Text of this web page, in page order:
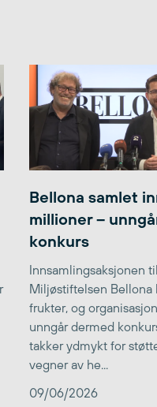
Bellona samlet
millioner –
konkurs
Innsamlingsaksjonen til
Miljøstiftelsen Bellona
frukter, og
unngår dermed
takker ydmykt for
vegner av he...
09/06/2026